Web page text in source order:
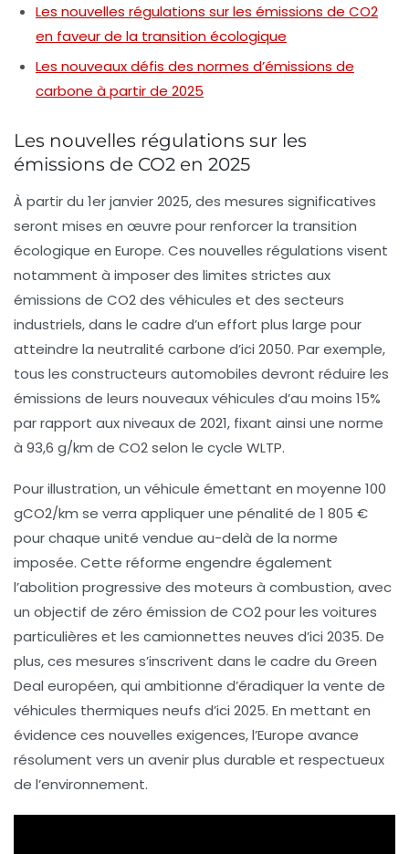
Les nouvelles régulations sur les émissions de CO2
en faveur de la transition écologique
Les nouveaux défis des normes d’émissions de
carbone à partir de 2025
Les nouvelles régulations sur les
émissions de CO2 en 2025
À partir du 1er janvier 2025, des mesures significatives
seront mises en œuvre pour renforcer la transition
écologique en Europe. Ces nouvelles régulations visent
notamment à imposer des limites strictes aux
émissions de CO2des véhicules et des secteurs
industriels, dans le cadre d’un effort plus large pour
atteindre la neutralité carbone d’ici 2050. Par exemple,
tous les constructeurs automobiles devront réduire les
émissions de leurs nouveaux véhicules d’au moins 15%
par rapport aux niveaux de 2021, fixant ainsi une norme
à 93,6 g/km de CO2selon le cycle WLTP.
Pour illustration, un véhicule émettant en moyenne 100
gCO2/km se verra appliquer une pénalité de 1 805 €
pour chaque unité vendue au-delà de la norme
imposée. Cette réforme engendre également
l’abolition progressive des moteurs à combustion, avec
un objectif de zéro émission de CO2 pour les voitures
particulières et les camionnettes neuves d’ici 2035. De
plus, ces mesures s’inscrivent dans le cadre du Green
Deal européen, qui ambitionne d’éradiquer la vente de
véhicules thermiques neufs d’ici 2025. En mettant en
évidence ces nouvelles exigences, l’Europe avance
résolument vers un avenir plus durable et respectueux
de l’environnement.